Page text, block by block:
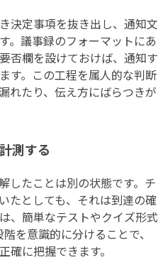
決定事項を抜き出し、通知文
。議事録のフォーマットにあ
否欄を設けておけば、通知す
す。この工程を属人的な判断
れたり、伝え方にばらつきが
測する
したことは別の状態です。チ
たとしても、それは到達の確
、簡単なテストやクイズ形式
を意識的に分けることで、
確に把握できます。